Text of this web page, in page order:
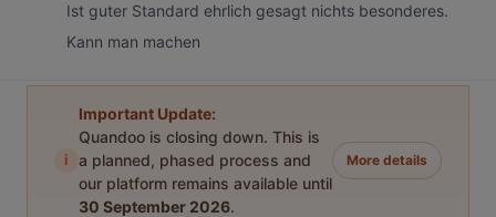
Ist guter Standard ehrlich gesagt nichts besonderes.
Kann man machen
i
Important Update:
Quandoo is closing down. This is
a planned, phased process and
our platform remains available until
30 September 2026.
More details